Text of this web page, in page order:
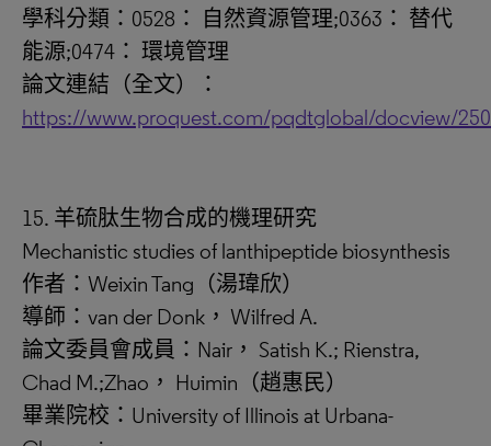
學科分類：0528： 自然資源管理;0363： 替代
能源;0474： 環境管理
論文連結（全文）：
https://www.proquest.com/pqdtglobal/docview/
15. 羊硫肽生物合成的機理研究
Mechanistic studies of lanthipeptide biosynthesis
作者：Weixin Tang（湯瑋欣）
導師：van der Donk， Wilfred A.
論文委員會成員：Nair， Satish K.; Rienstra,
Chad M.;Zhao， Huimin（趙惠民）
畢業院校：University of Illinois at Urbana-